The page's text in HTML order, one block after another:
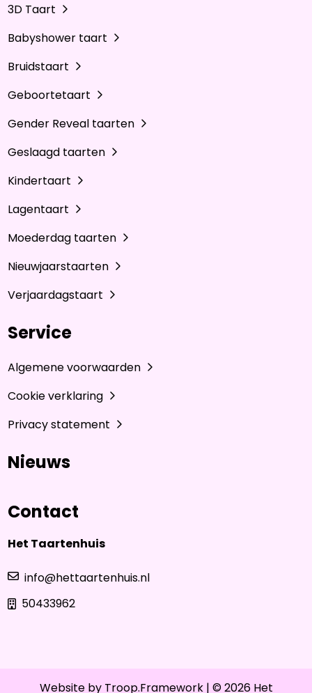
3D Taart
Babyshower taart
Bruidstaart
Geboortetaart
Gender Reveal taarten
Geslaagd taarten
Kindertaart
Lagentaart
Moederdag taarten
Nieuwjaarstaarten
Verjaardagstaart
Service
Algemene voorwaarden
Cookie verklaring
Privacy statement
Nieuws
Contact
Het Taartenhuis
info@hettaartenhuis.nl
50433962
Website by Troop.Framework| © 2026 Het